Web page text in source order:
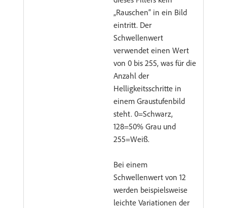
„Rauschen“ in ein Bild
eintritt. Der
Schwellenwert
verwendet einen Wert
von 0 bis 255, was für die
Anzahl der
Helligkeitsschritte in
einem Graustufenbild
steht. 0=Schwarz,
128=50% Grau und
255=Weiß.
Bei einem
Schwellenwert von 12
werden beispielsweise
leichte Variationen der